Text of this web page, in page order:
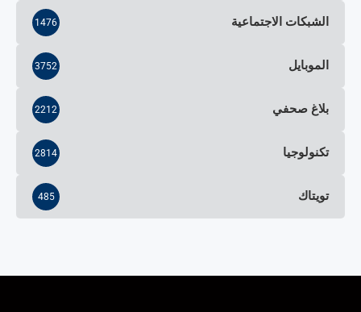
الشبكات الاجتماعية 1476
الموبايل 3752
بلاغ صحفي 2212
تكنولوجيا 2814
تويتاك 485